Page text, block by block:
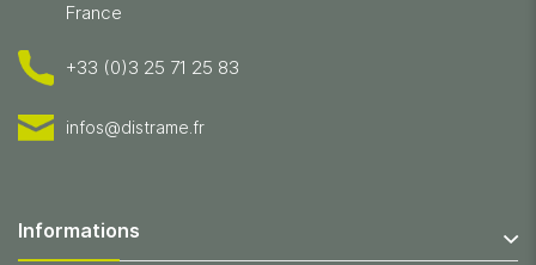
France
+33 (0)3 25 71 25 83
infos@distrame.fr
Informations